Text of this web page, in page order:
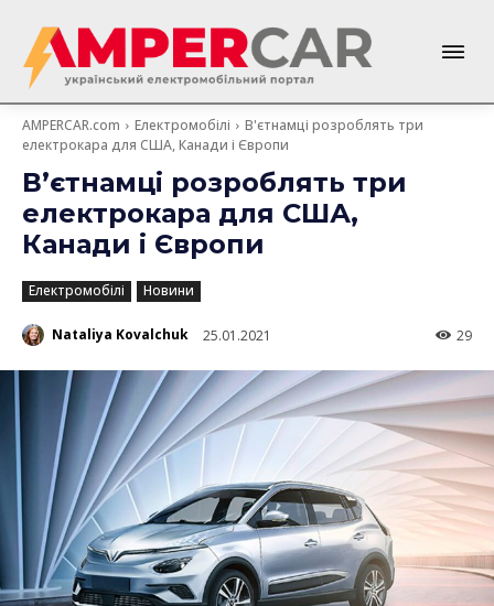
AMPERCAR.com Електромобілі
В'єтнамці розроблять три
електрокара для США, Канади і Європи
В’єтнамці розроблять три
електрокара для США,
Канади і Європи
Електромобілі Новини
Nataliya Kovalchuk 25.01.2021 29